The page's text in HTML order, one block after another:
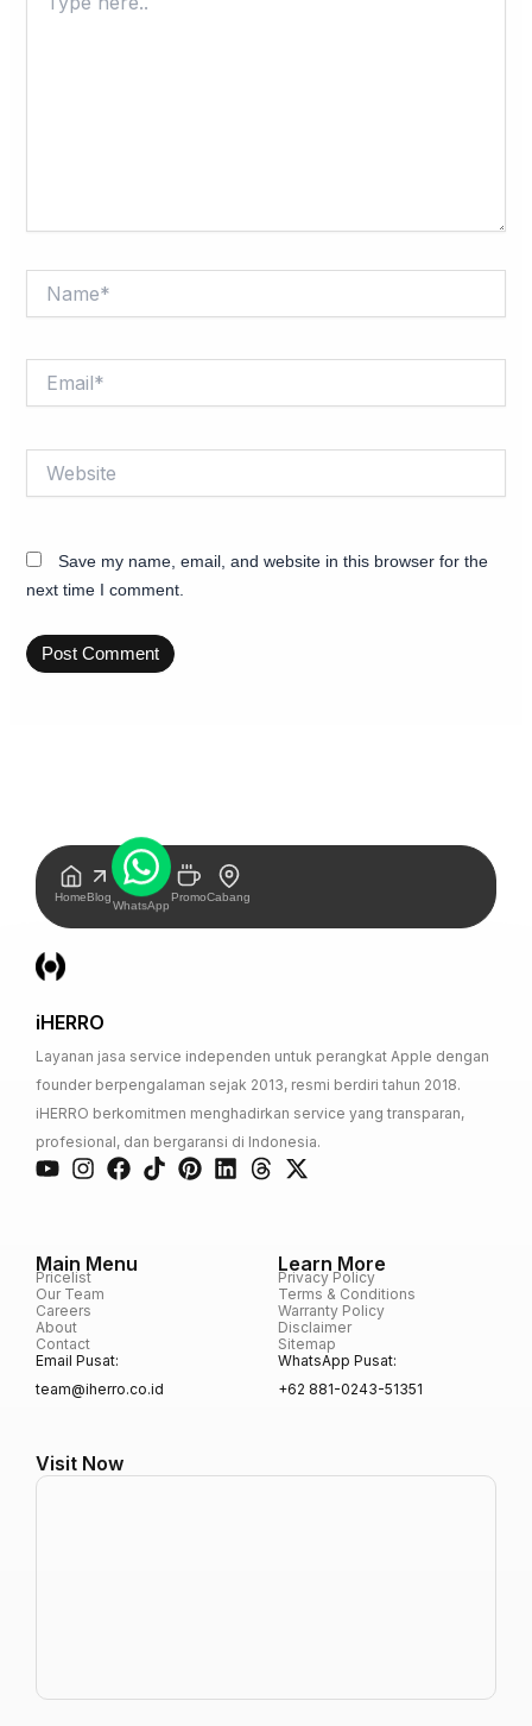
here..
Save my name, email, and website in this browser for the
next time I comment.
HomeBlog
WhatsApp
PromoCabang
iHERRO
Layanan jasa service independen untuk perangkat Apple dengan
founder berpengalaman sejak 2013, resmi berdiri tahun 2018.
iHERRO berkomitmen menghadirkan service yang transparan,
profesional, dan bergaransi di Indonesia.
Main Menu
Pricelist
Our Team
Careers
About
Contact
Email Pusat:
team@iherro.co.id
Learn More
Privacy Policy
Terms & Conditions
Warranty Policy
Disclaimer
Sitemap
WhatsApp Pusat:
+62 881-0243-51351
Visit Now